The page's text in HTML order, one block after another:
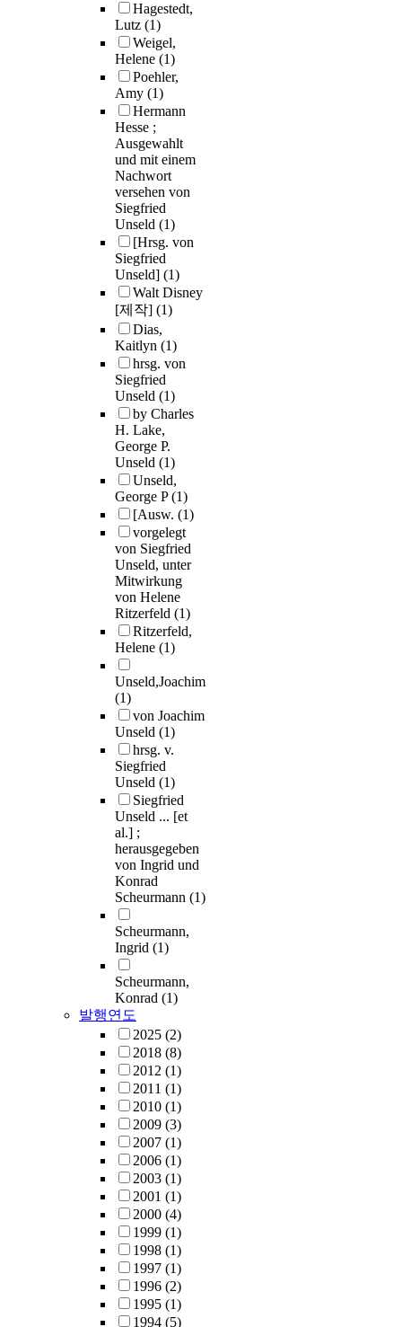
Hagestedt,
Lutz (1)
Weigel,
Helene (1)
Poehler,
Amy (1)
Hermann
Hesse ;
Ausgewahlt
und mit einem
Nachwort
versehen von
Siegfried
Unseld (1)
[Hrsg. von
Siegfried
Unseld] (1)
Walt Disney
[제작] (1)
Dias,
Kaitlyn (1)
hrsg. von
Siegfried
Unseld (1)
by Charles
H. Lake,
George P.
Unseld (1)
Unseld,
George P(1)
[Ausw. (1)
vorgelegt
von Siegfried
Unseld, unter
Mitwirkung
von Helene
Ritzerfeld (1)
Ritzerfeld,
Helene (1)
Unseld,Joachim
(1)
von Joachim
Unseld (1)
hrsg. v.
Siegfried
Unseld (1)
Siegfried
Unseld ... [et
al.] ;
herausgegeben
von Ingrid und
Konrad
Scheurmann (1)
Scheurmann,
Ingrid (1)
Scheurmann,
Konrad (1)
발행연도
2025 (2)
2018 (8)
2012 (1)
2011 (1)
2010 (1)
2009 (3)
2007 (1)
2006 (1)
2003 (1)
2001 (1)
2000 (4)
1999 (1)
1998 (1)
1997 (1)
1996 (2)
1995 (1)
1994 (5)